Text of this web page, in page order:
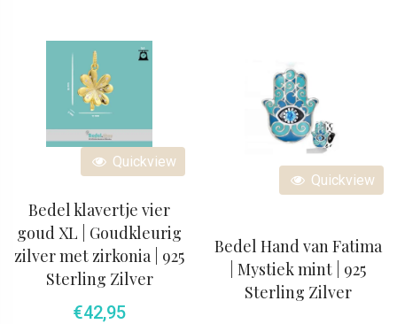
Quickview
Bedel klavertje vier
goud XL | Goudkleurig
zilver met zirkonia | 925
Sterling Zilver
€42,95
Quickview
Bedel Hand van Fatima
| Mystiek mint | 925
Sterling Zilver